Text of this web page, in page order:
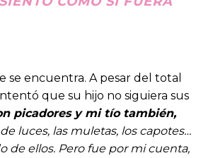
encuentra. A pesar del total
que su hijo no siguiera sus
picadores y mi tío también,
luces, las muletas, los capotes…
de ellos. Pero fue por mi cuenta,